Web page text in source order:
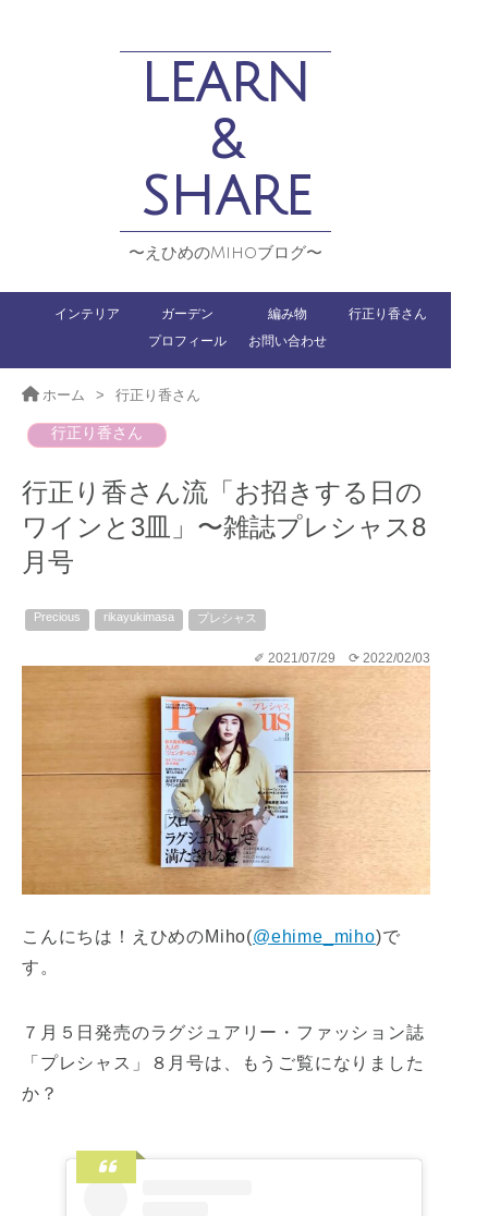
LEARN
&
SHARE
〜えひめのMihoブログ〜
インテリア ガーデン 編み物
行正り香さん
プロフィール
お問い合わせ
ホーム > 行正り香さん
行正り香さん
行正り香さん流「お招きする日の
ワインと3皿」〜雑誌プレシャス8
月号
Precious rikayukimasa プレシャス
✐ 2021/07/29 ⟳ 2022/02/03
こんにちは！えひめのMiho(@ehime_miho)で
す。
７月５日発売のラグジュアリー・ファッション誌
「プレシャス」８月号は、もうご覧になりました
か？